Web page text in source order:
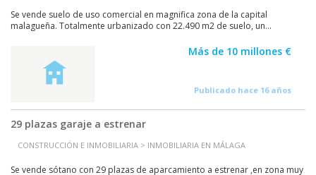
Se vende suelo de uso comercial en magnifica zona de la capital
malagueña. Totalmente urbanizado con 22.490 m2 de suelo, un...
Más de 10 millones €
Publicado hace 16 años
29 plazas garaje a estrenar
CONSTRUCCIÓN E INMOBILIARIA > INMOBILIARIA EN MÁLAGA
Se vende sótano con 29 plazas de aparcamiento a estrenar ,en zona muy